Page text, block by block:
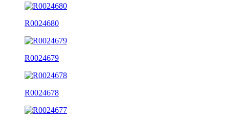
R0024680
R0024679
R0024678